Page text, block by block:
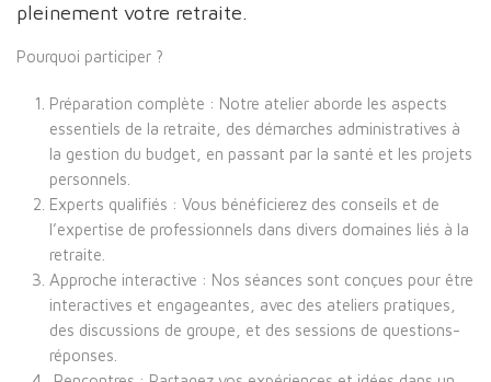
pleinement votre retraite.
Pourquoi participer ?
Préparation complète : Notre atelier aborde les aspects
essentiels de la retraite, des démarches administratives à
la gestion du budget, en passant par la santé et les projets
personnels.
Experts qualifiés : Vous bénéficierez des conseils et de
l’expertise de professionnels dans divers domaines liés à la
retraite.
Approche interactive : Nos séances sont conçues pour être
interactives et engageantes, avec des ateliers pratiques,
des discussions de groupe, et des sessions de questions-
réponses.